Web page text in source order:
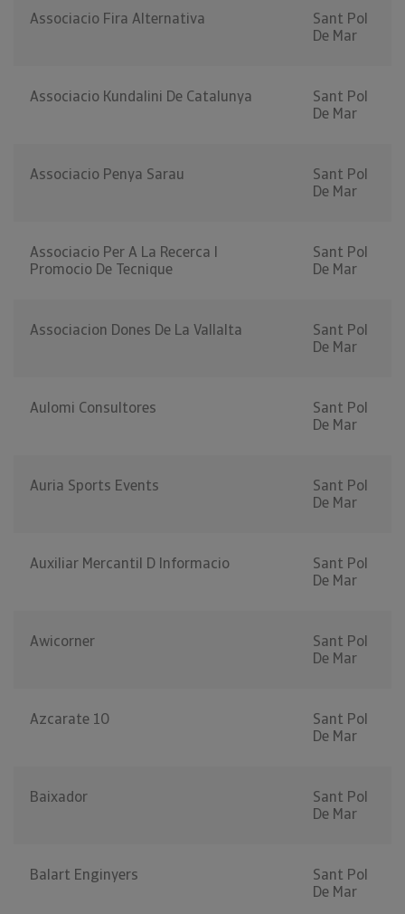
Associacio Fira Alternativa
Sant Pol
De Mar
Associacio Kundalini De Catalunya
Sant Pol
De Mar
Associacio Penya Sarau
Sant Pol
De Mar
Associacio Per A La Recerca I
Promocio De Tecnique
Sant Pol
De Mar
Associacion Dones De La Vallalta
Sant Pol
De Mar
Aulomi Consultores
Sant Pol
De Mar
Auria Sports Events
Sant Pol
De Mar
Auxiliar Mercantil D Informacio
Sant Pol
De Mar
Awicorner
Sant Pol
De Mar
Azcarate 10
Sant Pol
De Mar
Baixador
Sant Pol
De Mar
Balart Enginyers
Sant Pol
De Mar